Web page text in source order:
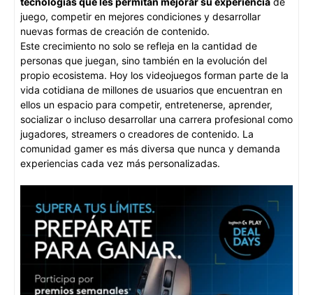
juego, competir en mejores condiciones y desarrollar
nuevas formas de creación de contenido.
Este crecimiento no solo se refleja en la cantidad de
personas que juegan, sino también en la evolución del
propio ecosistema. Hoy los videojuegos forman parte de la
vida cotidiana de millones de usuarios que encuentran en
ellos un espacio para competir, entretenerse, aprender,
socializar o incluso desarrollar una carrera profesional como
jugadores, streamers o creadores de contenido. La
comunidad gamer es más diversa que nunca y demanda
experiencias cada vez más personalizadas.